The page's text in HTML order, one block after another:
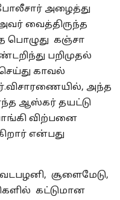
அழைத்து
வைத்திருந்த
கஞ்சா
பறிமுதல்
காவல்
அந்த
ஆஸ்கர் தயட்டு
விற்பனை
என்பது
சூளைமேடு,
கட்டுமான